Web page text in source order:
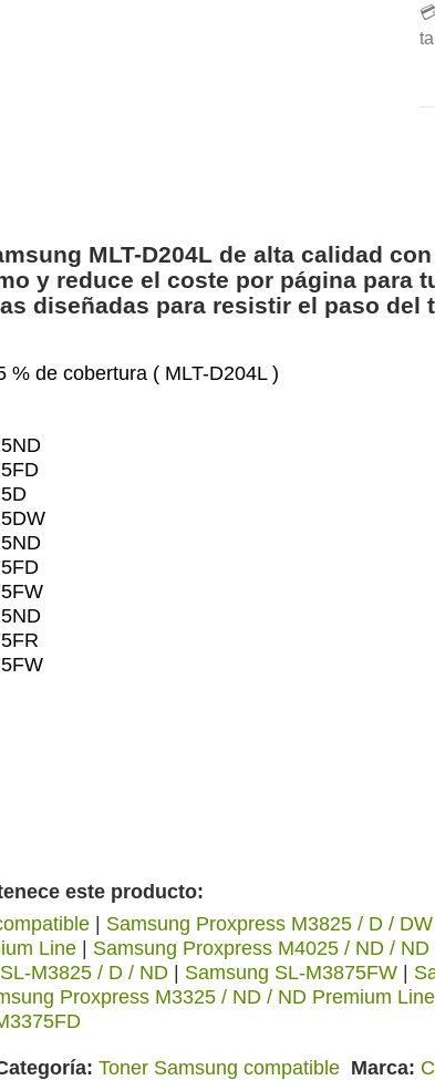
MLT-D204L de alta calidad
y reduce el coste por página para
diseñadas para resistir el paso del
% de cobertura ( MLT-D204L )
este producto:
Samsung Proxpress M3825 / D /
Line
Samsung Proxpress M4025 / ND /
M3825 / D / ND Samsung SL-M3875FW
Proxpress M3325 / ND / ND Premium Line
Toner Samsung compatible Marca